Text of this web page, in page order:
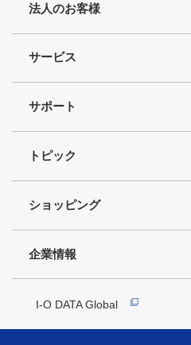
法人のお客様
サービス
サポート
トピック
ショッピング
企業情報
I-O DATA Global